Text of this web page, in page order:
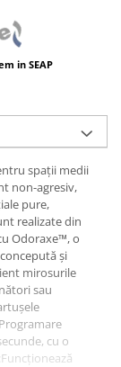
in SEAP
spații medii
non-agresiv,
pure,
realizate din
Odoraxe™, o
și
mirosurile
sau
cu o